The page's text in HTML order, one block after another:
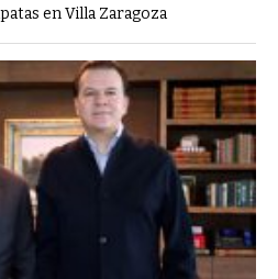
en Villa Zaragoza